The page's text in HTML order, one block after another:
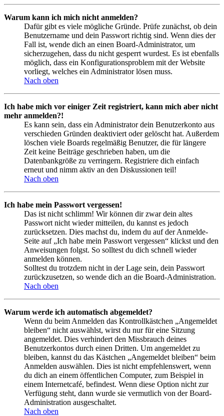
Warum kann ich mich nicht anmelden?
Dafür gibt es viele mögliche Gründe. Prüfe zunächst, ob dein
Benutzername und dein Passwort richtig sind. Wenn dies der
Fall ist, wende dich an einen Board-Administrator, um
sicherzugehen, dass du nicht gesperrt wurdest. Es ist ebenfalls
möglich, dass ein Konfigurationsproblem mit der Website
vorliegt, welches ein Administrator lösen muss.
Nach oben
Ich habe mich vor einiger Zeit registriert, kann mich aber nicht
mehr anmelden?!
Es kann sein, dass ein Administrator dein Benutzerkonto aus
verschieden Gründen deaktiviert oder gelöscht hat. Außerdem
löschen viele Boards regelmäßig Benutzer, die für längere
Zeit keine Beiträge geschrieben haben, um die
Datenbankgröße zu verringern. Registriere dich einfach
erneut und nimm aktiv an den Diskussionen teil!
Nach oben
Ich habe mein Passwort vergessen!
Das ist nicht schlimm! Wir können dir zwar dein altes
Passwort nicht wieder mitteilen, du kannst es jedoch
zurücksetzen. Dies machst du, indem du auf der Anmelde-
Seite auf „Ich habe mein Passwort vergessen“ klickst und den
Anweisungen folgst. So solltest du dich schnell wieder
anmelden können.
Solltest du trotzdem nicht in der Lage sein, dein Passwort
zurückzusetzen, so wende dich an die Board-Administration.
Nach oben
Warum werde ich automatisch abgemeldet?
Wenn du beim Anmelden das Kontrollkästchen „Angemeldet
bleiben“ nicht auswählst, wirst du nur für eine Sitzung
angemeldet. Dies verhindert den Missbrauch deines
Benutzerkontos durch einen Dritten. Um angemeldet zu
bleiben, kannst du das Kästchen „Angemeldet bleiben“ beim
Anmelden auswählen. Dies ist nicht empfehlenswert, wenn
du dich an einem öffentlichen Computer, zum Beispiel in
einem Internetcafé, befindest. Wenn diese Option nicht zur
Verfügung steht, dann wurde sie vermutlich von der Board-
Administration ausgeschaltet.
Nach oben